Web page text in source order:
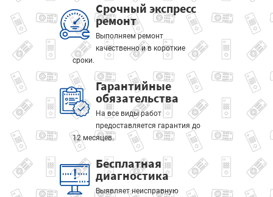
Срочный экспресс
ремонт
Выполняем ремонт
качественно и в короткие
сроки.
Гарантийные
обязательства
На все виды работ
предоставляется гарантия до
12 месяцев.
Бесплатная
диагностика
Выявляет неисправную